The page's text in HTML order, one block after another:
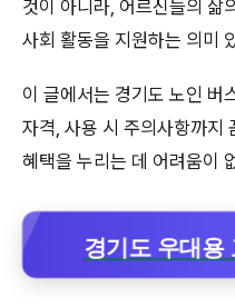
것이 아니라, 어르신들의 삶
사회 활동을 지원하는 의미
이 글에서는 경기도 노인 버
자격, 사용 시 주의사항까지
혜택을 누리는 데 어려움이
경기도 우대용